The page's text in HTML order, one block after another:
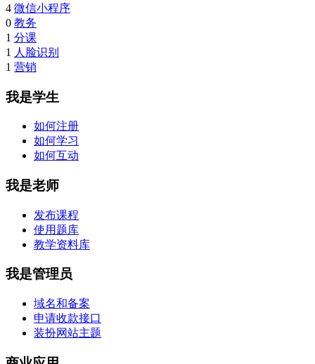
4 微信小程序
0 教务
1 分课
1 人脸识别
1 营销
我是学生
如何注册
如何学习
如何互动
我是老师
发布课程
使用题库
教学资料库
我是管理员
域名和备案
申请收款接口
装扮网站主题